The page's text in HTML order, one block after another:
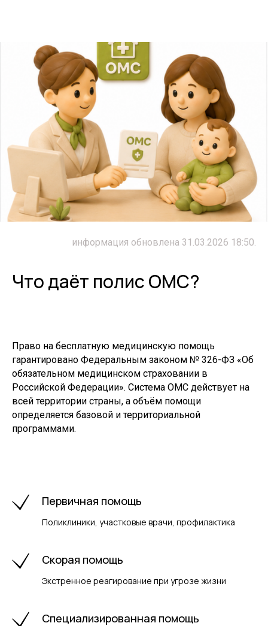
информация обновлена 31.03.2026 18:50.
Что даёт полис ОМС?
Право на бесплатную медицинскую помощь
гарантировано Федеральным законом № 326-ФЗ «Об
обязательном медицинском страховании в
Российской Федерации». Система ОМС действует на
всей территории страны, а объём помощи
определяется базовой и территориальной
программами.
Первичная помощь
Поликлиники, участковые врачи, профилактика
Скорая помощь
Экстренное реагирование при угрозе жизни
Специализированная помощь